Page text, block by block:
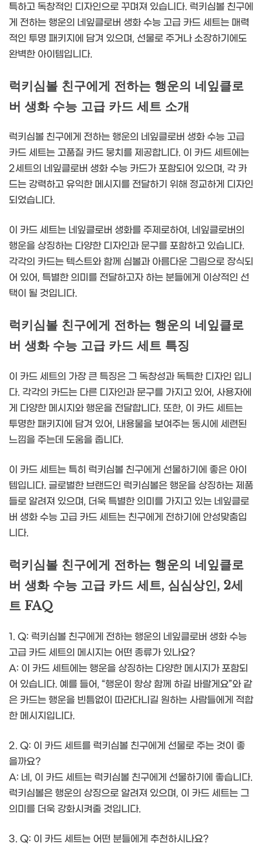
특하고 독창적인 디자인으로 꾸며져 있습니다. 럭키심볼 친구에
게 전하는 행운의 네잎클로버 생화 수능 고급 카드 세트는 매력
적인 투명 패키지에 담겨 있으며, 선물로 주거나 소장하기에도
완벽한 아이템입니다.
럭키심볼 친구에게 전하는 행운의 네잎클로
버 생화 수능 고급 카드 세트 소개
럭키심볼 친구에게 전하는 행운의 네잎클로버 생화 수능 고급
카드 세트는 고품질 카드 뭉치를 제공합니다. 이 카드 세트에는
2세트의 네잎클로버 생화 수능 카드가 포함되어 있으며, 각 카
드는 강력하고 유익한 메시지를 전달하기 위해 정교하게 디자인
되었습니다.
이 카드 세트는 네잎클로버 생화를 주제로하여, 네잎클로버의
행운을 상징하는 다양한 디자인과 문구를 포함하고 있습니다.
각각의 카드는 텍스트와 함께 심볼과 아름다운 그림으로 장식되
어 있어, 특별한 의미를 전달하고자 하는 분들에게 이상적인 선
택이 될 것입니다.
럭키심볼 친구에게 전하는 행운의 네잎클로
버 생화 수능 고급 카드 세트 특징
이 카드 세트의 가장 큰 특징은 그 독창성과 독특한 디자인 입니
다. 각각의 카드는 다른 디자인과 문구를 가지고 있어, 사용자에
게 다양한 메시지와 행운을 전달합니다. 또한, 이 카드 세트는
투명한 패키지에 담겨 있어, 내용물을 보여주는 동시에 세련된
느낌을 주는데 도움을 줍니다.
이 카드 세트는 특히 럭키심볼 친구에게 선물하기에 좋은 아이
템입니다. 글로벌한 브랜드인 럭키심볼은 행운을 상징하는 제품
들로 알려져 있으며, 더욱 특별한 의미를 가지고 있는 네잎클로
버 생화 수능 고급 카드 세트는 친구에게 전하기에 안성맞춤입
니다.
럭키심볼 친구에게 전하는 행운의 네잎클로
버 생화 수능 고급 카드 세트, 심심상인, 2세
트 FAQ
1. Q: 럭키심볼 친구에게 전하는 행운의 네잎클로버 생화 수능
고급 카드 세트의 메시지는 어떤 종류가 있나요?
A: 이 카드 세트에는 행운을 상징하는 다양한 메시지가 포함되
어 있습니다. 예를 들어, “행운이 항상 함께 하길 바랄게요”와 같
은 카드는 행운을 빈틈없이 따라다니길 원하는 사람들에게 적합
한 메시지입니다.
2. Q: 이 카드 세트를 럭키심볼 친구에게 선물로 주는 것이 좋
을까요?
A: 네, 이 카드 세트는 럭키심볼 친구에게 선물하기에 좋습니다.
럭키심볼은 행운의 상징으로 알려져 있으며, 이 카드 세트는 그
의미를 더욱 강화시켜줄 것입니다.
3. Q: 이 카드 세트는 어떤 분들에게 추천하시나요?